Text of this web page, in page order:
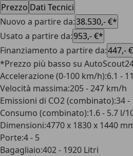
Prezzo Dati Tecnici
Nuovo a partire da:38.530,- €*
Usato a partire da:953,- €*
Finanziamento a partire da:447,-
*Prezzo più basso su
Accelerazione (0-100 km/h):6.1 -
Velocità massima:205 - 247 km/h
Emissioni di CO2 (combinato):34 -
Consumo (combinato):1.6 - 5.7 l/
Dimensioni:4770 x 1830 x 1440
Porte:4 - 5
Bagagliaio:402 - 1920 Litri